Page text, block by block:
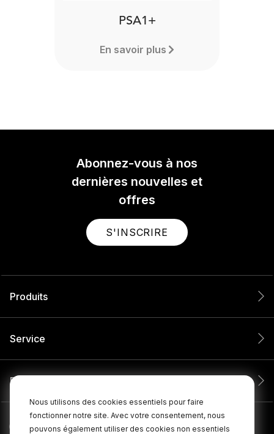
Nous utilisons des cookies essentiels pour faire
fonctionner notre site. Avec votre consentement, nous
pouvons également utiliser des cookies non essentiels
PSA1+
En savoir plus
Abonnez-vous à nos
dernières nouvelles et
offres
S'INSCRIRE
Produits
Service
Entreprise